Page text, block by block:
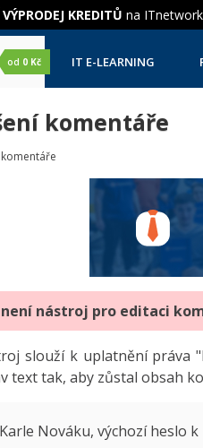
KREDITŮ na
od 0 Kč IT E-LEARNING
komentáře
nástroj pro editaci
slouží k uplatnění práva
text tak, aby zůstal obsah
Nováku, výchozí heslo